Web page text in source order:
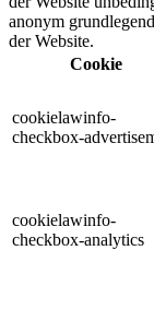
anonym
der Website.
Cookie
cookielawinfo-
checkbox-
cookielawinfo-
checkbox-analytics